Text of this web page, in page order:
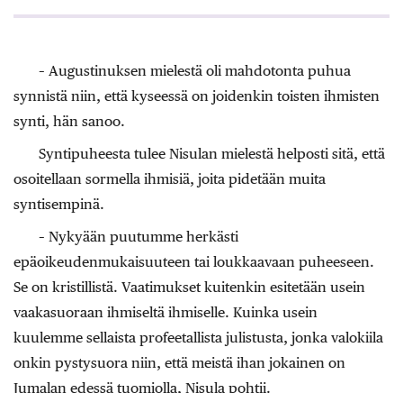
– Augustinuksen mielestä oli mahdotonta puhua
synnistä niin, että kyseessä on joidenkin toisten ihmisten
synti, hän sanoo.
Syntipuheesta tulee Nisulan mielestä helposti sitä, että
osoitellaan sormella ihmisiä, joita pidetään muita
syntisempinä.
– Nykyään puutumme herkästi
epäoikeudenmukaisuuteen tai loukkaavaan puheeseen.
Se on kristillistä. Vaatimukset kuitenkin esitetään usein
vaakasuoraan ihmiseltä ihmiselle. Kuinka usein
kuulemme sellaista profeetallista julistusta, jonka valokiila
onkin pystysuora niin, että meistä ihan jokainen on
Jumalan edessä tuomiolla, Nisula pohtii.